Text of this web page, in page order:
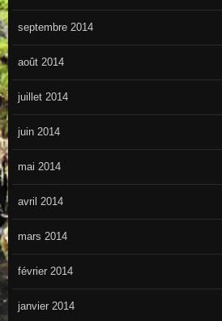
septembre 2014
août 2014
juillet 2014
juin 2014
mai 2014
avril 2014
mars 2014
février 2014
janvier 2014